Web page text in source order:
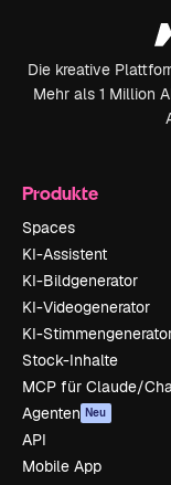
Die kreative
Mehr als 1 Million
Produkte
Spaces
KI-Assistent
KI-Bildgenerator
KI-Videogenerator
KI-
Stock-Inhalte
MCP für Claude/
Agenten Neu
API
Mobile App